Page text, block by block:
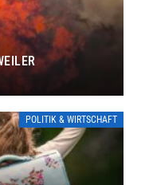
POLITIK & WIRTSCHAFT